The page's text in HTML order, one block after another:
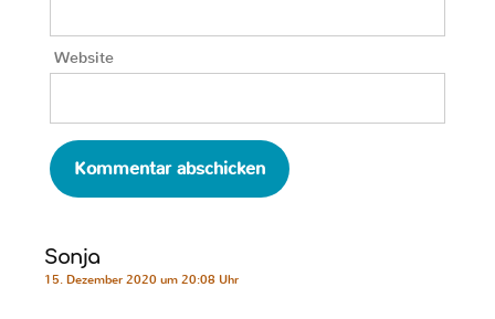
Website
Sonja
15. Dezember 2020 um 20:08 Uhr